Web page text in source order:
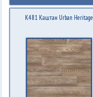
K481 Каштан Urban Heritage